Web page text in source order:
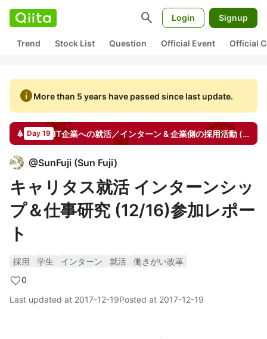
search Login Signup
Trend Stock List Question Official Event Official
infoMore than 5 years have passed since last update.
Day 19 IT企業への就活／インターン & 企業側の採用活動 (PG/SE/メンター)
@SunFuji (Sun Fuji)
キャリタス就活 インターンシッ
プ＆仕事研究 (12/16)参加レポー
ト
採用 学生 インターン 就活
働きがい改革
0
Last updated at 2017-12-19Posted at 2017-12-19